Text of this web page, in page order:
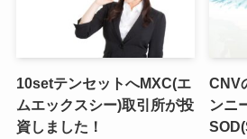
10setテンセットへMXC(エ
ムエックスシー)取引所が投
資しました！
CNV
ンニ